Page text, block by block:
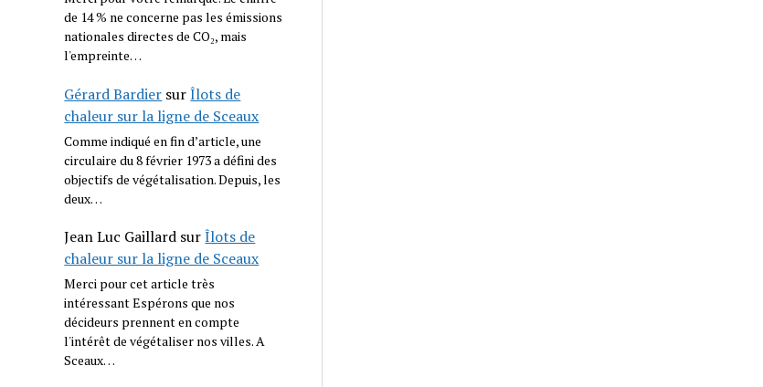
de 14 % ne concerne pas les émissions
nationales directes de CO₂, mais
l'empreinte…
Gérard Bardier surÎlots de
chaleur sur la ligne de Sceaux
Comme indiqué en fin d’article, une
circulaire du 8 février 1973 a défini des
objectifs de végétalisation. Depuis, les
deux…
Jean Luc Gaillard surÎlots de
chaleur sur la ligne de Sceaux
Merci pour cet article très
intéressant Espérons que nos
décideurs prennent en compte
l'intérêt de végétaliser nos villes. A
Sceaux…